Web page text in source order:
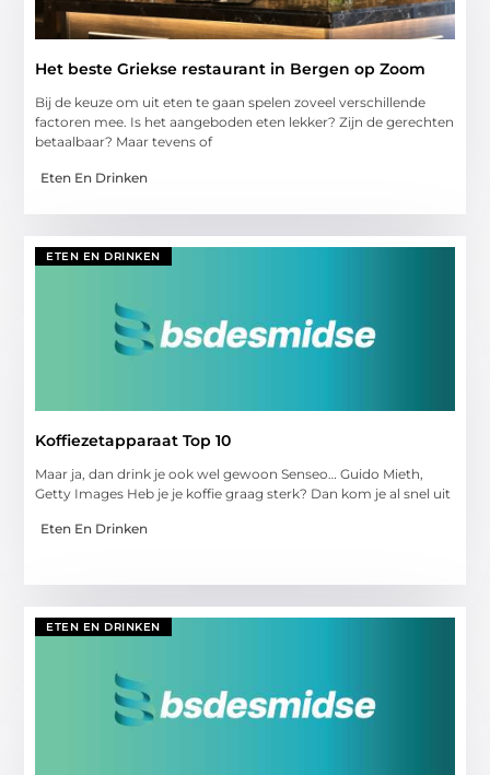
Het beste Griekse restaurant in Bergen op Zoom
Bij de keuze om uit eten te gaan spelen zoveel verschillende
factoren mee. Is het aangeboden eten lekker? Zijn de gerechten
betaalbaar? Maar tevens of
Eten En Drinken
ETEN EN DRINKEN
Koffiezetapparaat Top 10
Maar ja, dan drink je ook wel gewoon Senseo… Guido Mieth,
Getty Images Heb je je koffie graag sterk? Dan kom je al snel uit
Eten En Drinken
ETEN EN DRINKEN